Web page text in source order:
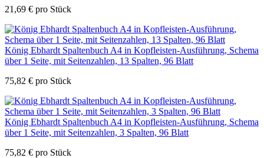
21,69 € pro Stück
König Ebhardt Spaltenbuch A4 in Kopfleisten-Ausführung, Schema
über 1 Seite, mit Seitenzahlen, 13 Spalten, 96 Blatt
75,82 € pro Stück
König Ebhardt Spaltenbuch A4 in Kopfleisten-Ausführung, Schema
über 1 Seite, mit Seitenzahlen, 3 Spalten, 96 Blatt
75,82 € pro Stück